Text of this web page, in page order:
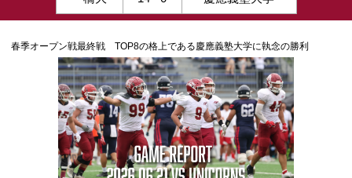
春季オープン戦最終戦 TOP8の格上である慶應義塾大学に執念の勝利